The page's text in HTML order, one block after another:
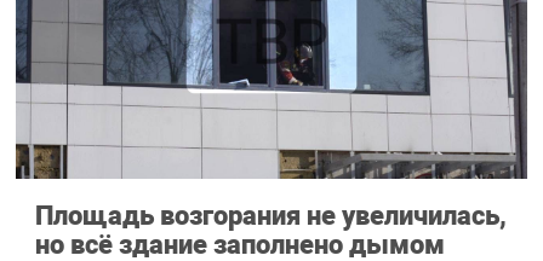
Площадь возгорания не увеличилась,
но всё здание заполнено дымом